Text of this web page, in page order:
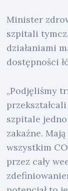
Minister
szpitali
działaniami
dostępności
„Podjęliśmy
szpitale
zakaźne.
wszystkim
przez cały